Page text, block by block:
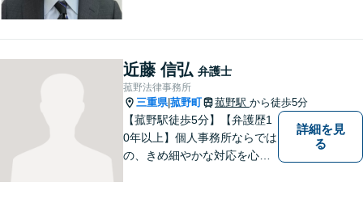
して、一緒に解決方法を考え
る手助けをさせていただけれ
ばと思いますので、お気軽に
ご相談ください。
近藤 信弘 弁護士
菰野法律事務所
三重県|菰野町 菰野駅 から徒歩5分
【菰野駅徒歩5分】【弁護歴1
0年以上】個人事務所ならでは
の、きめ細やかな対応を心が
詳細を見
る